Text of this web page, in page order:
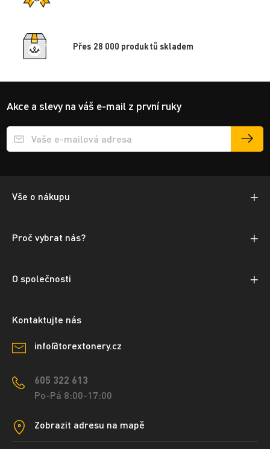
Přes 28 000 produktů skladem
Akce a slevy na váš e-mail z první ruky
Přihlášení e-mailu k odběru
Vše o nákupu
Proč vybrat nás?
O společnosti
Kontaktujte nás
info@torextonery.cz
605 322 613
Po-Pá 8:00-17:00
Zobrazit adresu na mapě